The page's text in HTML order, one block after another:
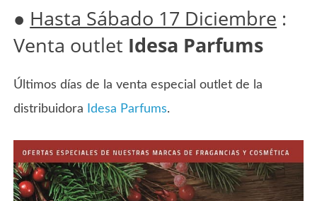
● Hasta Sábado 17 Diciembre :
Venta outlet Idesa Parfums
Últimos días de la venta especial outlet de la
distribuidora
Idesa Parfums.